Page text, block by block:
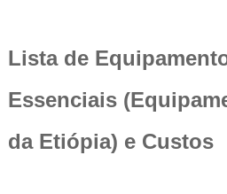
Lista de
Essenciais
da Etiópia) e Custos